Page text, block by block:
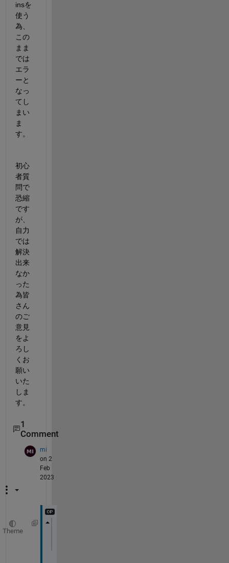
insを
使う
為、
この
まま
では
エラ
ーと
なっ
てし
まい
ま
す。
初心
者質
問で
恐縮
です
が、
自力
では
解決
出来
なか
った
為皆
さん
のご
意見
をよ
ろし
くお
願い
いた
しま
す。
1
Comment
mi
on 2
Feb
2023
Theme